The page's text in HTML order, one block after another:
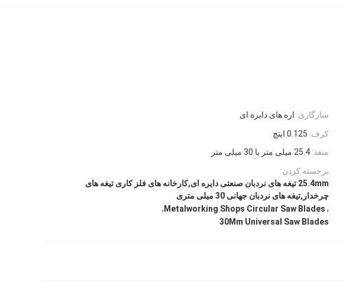
سازگاری: اره های دایره ای
کرف: 0.125 اینچ
منفذ: 25.4 میلی متر یا 30 میلی متر
برجسته کردن:
25.4mm تیغه های نردبان صنعتی دایره ای,کارخانه های فلز کاری تیغه های
چرخدار,تیغه های نردبان جهانی 30 میلی متری
,
Metalworking Shops Circular Saw Blades
,
30Mm Universal Saw Blades